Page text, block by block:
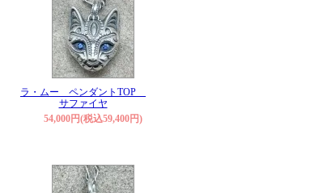
ラ・ムー ペンダントTOP
サファイヤ
54,000円(税込59,400円)